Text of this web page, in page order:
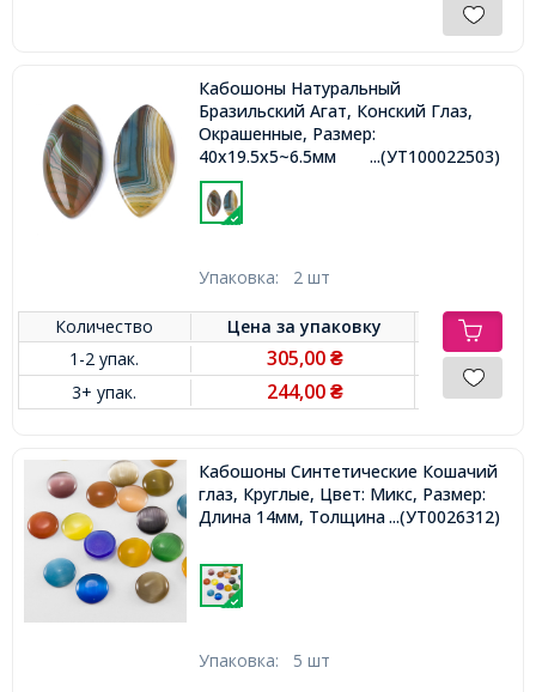
Кабошоны Натуральный
Бразильский Агат, Конский Глаз,
Окрашенные, Размер:
40x19.5x5~6.5мм
...(УТ100022503)
Упаковка: 2 шт
Количество Цена заупаковку
1-2 упак.
305,00 ₴
3+ упак. 244,00 ₴
Кабошоны Синтетические Кошачий
глаз, Круглые, Цвет: Микс, Размер:
Длина 14мм, Толщина 3мм,...(УТ0026312)
Упаковка: 5 шт